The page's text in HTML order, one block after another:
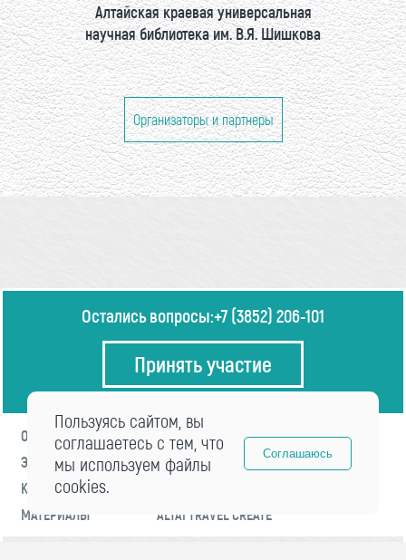
Алтайская краевая универсальная
научная библиотека им. В.Я. Шишкова
Организаторы и партнеры
Остались вопросы:+7 (3852) 206-101
Принять участие
О ФОРУМЕ
ПРОГРАММА
ЭКСПЕРТЫ
НОВОСТИ
КОНТАКТЫ
МАТЕРИАЛЫ
ALTAI TRAVEL CREATE
Пользуясь сайтом, вы
соглашаетесь с тем, что
мы используем файлы
cookies.
Соглашаюсь